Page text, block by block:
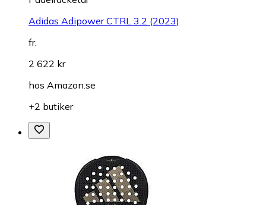
Adidas Adipower CTRL 3.2 (2023)
fr.
2 622 kr
hos Amazon.se
+2 butiker